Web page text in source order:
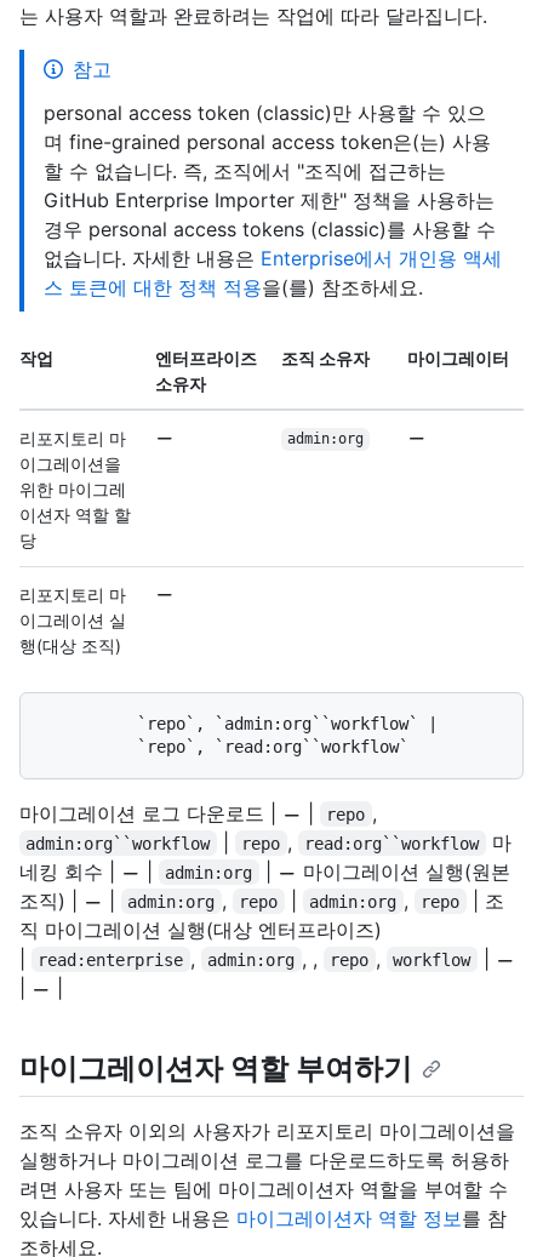
는 사용자 역할과 완료하려는 작업에 따라 달라집니다.
참고
personal access token (classic)만 사용할 수 있으
며 fine-grained personal access token은(는) 사용
할 수 없습니다. 즉, 조직에서 "조직에 접근하는
GitHub Enterprise Importer 제한" 정책을 사용하는
경우 personal access tokens (classic)를 사용할 수
없습니다. 자세한 내용은 Enterprise에서 개인용 액세
스 토큰에 대한 정책 적용을(를) 참조하세요.
작업
엔터프라이즈
소유자
조직 소유자 마이그레이터
리포지토리 마
이그레이션을
위한 마이그레
이션자 역할 할
당
admin:org
리포지토리 마
이그레이션 실
행(대상 조직)
마이그레이션 로그 다운로드 | repo ,
admin:org``workflow repo , read:org``workflow
마
네킹 회수 |
admin:org
마이그레이션 실행(원본
조직) |
admin:org , repo admin:org , repo
| 조
직 마이그레이션 실행(대상 엔터프라이즈)
read:enterprise , admin:org , , repo , workflow
마이그레이션자 역할 부여하기
조직 소유자 이외의 사용자가 리포지토리 마이그레이션을
실행하거나 마이그레이션 로그를 다운로드하도록 허용하
려면 사용자 또는 팀에 마이그레이션자 역할을 부여할 수
있습니다. 자세한 내용은 마이그레이션자 역할 정보 를 참
조하세요.